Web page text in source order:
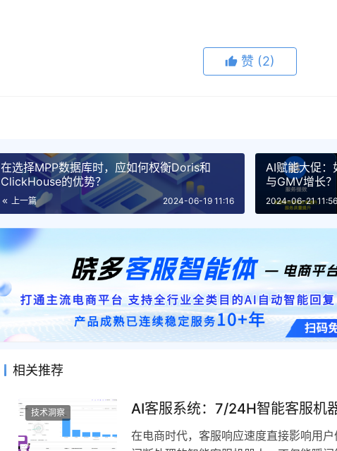
赞 (2)
在选择MPP数据库时，应如何权衡Doris和
ClickHouse的优势？
上一篇 2024-06-19 11:16
AI赋能大促：
与GMV增长？
2024-06-21 11:56
相关推荐
技术洞察 AI客服系统：7/24H智能客服机
在电商时代，客服响应速度直接影响用